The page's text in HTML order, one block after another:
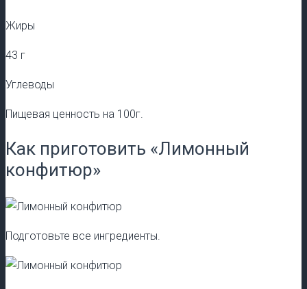
Жиры
43 г
Углеводы
Пищевая ценность на 100г.
Как приготовить «Лимонный
конфитюр»
Подготовьте все ингредиенты.